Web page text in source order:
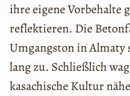
ihre eigene Vorbehalte
reflektieren. Die
Umgangston in Almaty
lang zu. Schließlich
kasachische Kultur